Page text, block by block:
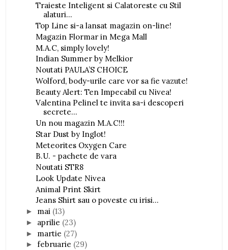
Traieste Inteligent si Calatoreste cu Stil
alaturi...
Top Line si-a lansat magazin on-line!
Magazin Flormar in Mega Mall
M.A.C, simply lovely!
Indian Summer by Melkior
Noutati PAULA’S CHOICE
Wolford, body-urile care vor sa fie vazute!
Beauty Alert: Ten Impecabil cu Nivea!
Valentina Pelinel te invita sa-i descoperi
secrete...
Un nou magazin M.A.C!!!
Star Dust by Inglot!
Meteorites Oxygen Care
B.U. - pachete de vara
Noutati STR8
Look Update Nivea
Animal Print Skirt
Jeans Shirt sau o poveste cu irisi...
► mai (13)
► aprilie (23)
► martie (27)
►februarie (29)